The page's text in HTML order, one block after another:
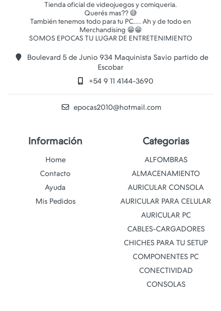
Tienda oficial de videojuegos y comiqueria.
Querés mas?? 😅
También tenemos todo para tu PC.... Ah y de todo en
Merchandising 😁😁
Boulevard 5 de Junio 934 Maquinista Savio partido de
Escobar
+54 9 11 4144-3690
epocas2010@hotmail.com
Información
Home
Contacto
Ayuda
Mis Pedidos
Categorias
ALFOMBRAS
ALMACENAMIENTO
AURICULAR CONSOLA
AURICULAR PARA CELULAR
AURICULAR PC
CABLES-CARGADORES
CHICHES PARA TU SETUP
COMPONENTES PC
CONECTIVIDAD
CONSOLAS